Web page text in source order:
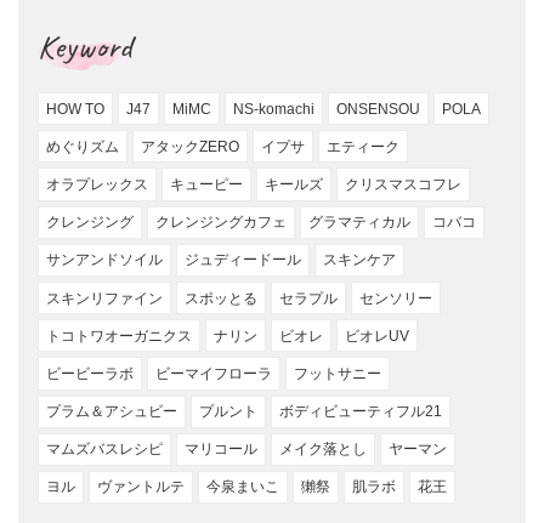
Keyword
HOW TO J47 MiMC NS-komachi ONSENSOU POLA
めぐりズム アタックZERO イプサ エティーク
オラプレックス キューピー キールズ クリスマスコフレ
クレンジング クレンジングカフェ グラマティカル コバコ
サンアンドソイル ジュディードール スキンケア
スキンリファイン スポッとる セラプル センソリー
トコトワオーガニクス ナリン ビオレ ビオレUV
ビービーラボ ビーマイフローラ フットサニー
プラム＆アシュビー プルント ボディビューティフル21
マムズバスレシピ マリコール メイク落とし ヤーマン
ヨル ヴァントルテ 今泉まいこ 獺祭 肌ラボ 花王